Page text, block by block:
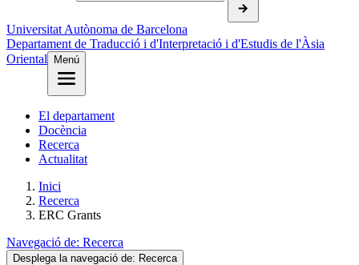
Universitat Autònoma de Barcelona
Departament de Traducció i d'Interpretació i d'Estudis de l'Àsia
Oriental
Menú
El departament
Docència
Recerca
Actualitat
Inici
Recerca
ERC Grants
Navegació de: Recerca
Desplega la navegació de: Recerca